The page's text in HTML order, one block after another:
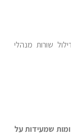
שורות מנהלי
שמעידות על